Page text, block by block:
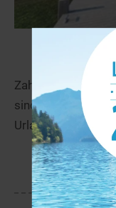
Zahlreiche
sind eine günstige
Urlaub.